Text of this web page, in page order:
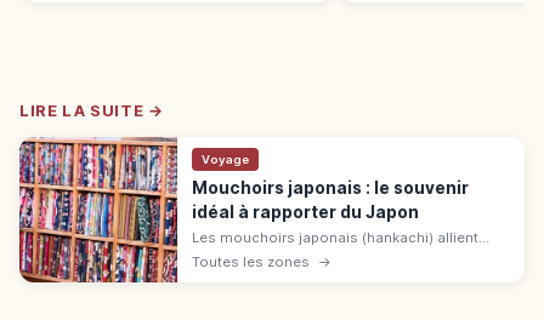
LIRE LA SUITE →
Voyage
Mouchoirs japonais : le souvenir
idéal à rapporter du Japon
Les mouchoirs japonais (hankachi) allient
utilité et design. Tissus absorbants, motifs
Toutes les zones →